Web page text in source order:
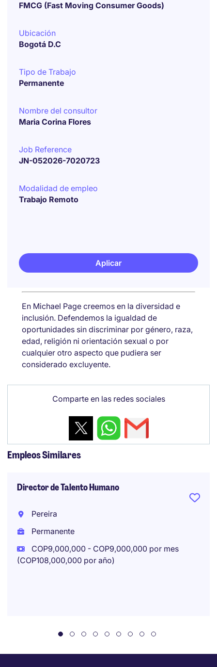
FMCG (Fast Moving Consumer Goods)
Ubicación
Bogotá D.C
Tipo de Trabajo
Permanente
Nombre del consultor
Maria Corina Flores
Job Reference
JN-052026-7020723
Modalidad de empleo
Trabajo Remoto
Aplicar
En Michael Page creemos en la diversidad e
inclusión. Defendemos la igualdad de
oportunidades sin discriminar por género, raza,
edad, religión ni orientación sexual o por
cualquier otro aspecto que pudiera ser
considerado excluyente.
Comparte en las redes sociales
Empleos Similares
Director de Talento Humano
Pereira
Permanente
COP9,000,000 - COP9,000,000 por mes
(COP108,000,000 por año)